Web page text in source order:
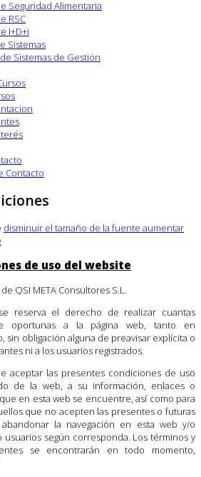
Seguridad Alimentaria
RSC
I+D+i
Sistemas
Sistemas de Gestión
Contacto
disminuir el tamaño de la fuente aumentar
de uso del website
QSI META Consultores S.L.
reserva el derecho de realizar cuantas
oportunas a la página web, tanto en
sin obligación alguna de preavisar explícita o
ni a los usuarios registrados.
aceptar las presentes condiciones de uso
de la web, a su información, enlaces o
en esta web se encuentre, así como para
que no acepten las presentes o futuras
la navegación en esta web y/o
usuarios según corresponda. Los términos y
se encontrarán en todo momento,